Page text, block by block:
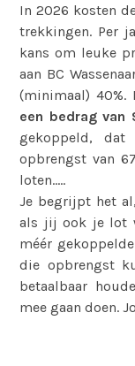
In 2026 kosten
trekkingen. Per
kans om leuke
aan BC
(minimaal)
een bedrag van
gekoppeld,
opbrengst van
loten…..
Je begrijpt het
als jij ook je lot
méér
die opbrengst
betaalbaar
mee gaan doen.